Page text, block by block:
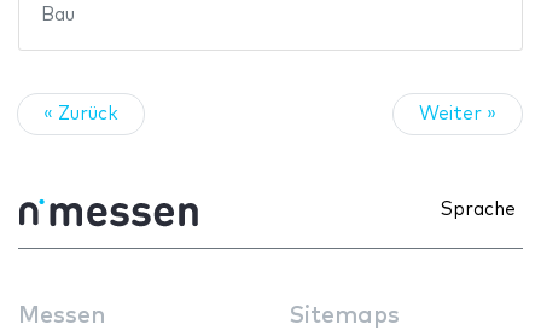
Bau
« Zurück Weiter »
Sprache
Messen Sitemaps